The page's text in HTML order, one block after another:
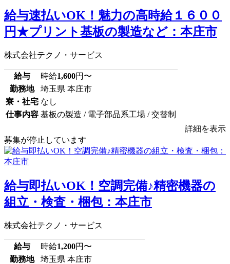
給与速払いOK！魅力の高時給１６００
円★プリント基板の製造など：本庄市
株式会社テクノ・サービス
給与 時給1,600円〜
勤務地
埼玉県 本庄市
寮・社宅 なし
仕事内容 基板の製造 / 電子部品系工場 / 交替制
詳細を表示
募集が停止しています
給与即払いOK！空調完備♪精密機器の
組立・検査・梱包：本庄市
株式会社テクノ・サービス
給与 時給1,200円〜
勤務地
埼玉県 本庄市